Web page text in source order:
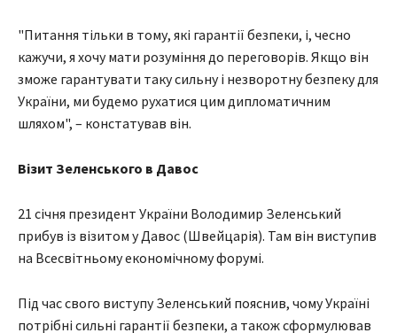
"Питання тільки в тому, які гарантії безпеки, і, чесно
кажучи, я хочу мати розуміння до переговорів. Якщо він
зможе гарантувати таку сильну і незворотну безпеку для
України, ми будемо рухатися цим дипломатичним
шляхом", – констатував він.
Візит Зеленського в Давос
21 січня президент України Володимир Зеленський
прибув із візитом у Давос (Швейцарія). Там він виступив
на Всесвітньому економічному форумі.
Під час свого виступу Зеленський пояснив, чому Україні
потрібні сильні гарантії безпеки, а також сформулював